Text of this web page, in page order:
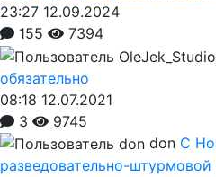
23:27 12.09.2024
155
7394
обязательно
08:18 12.07.2021
3
9745
don С
разведовательно-